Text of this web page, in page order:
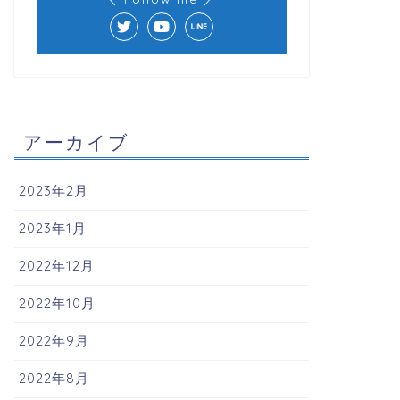
アーカイブ
2023年2月
2023年1月
2022年12月
2022年10月
2022年9月
2022年8月